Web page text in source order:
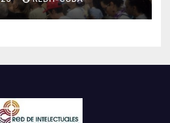
de ALBA
en Cuba